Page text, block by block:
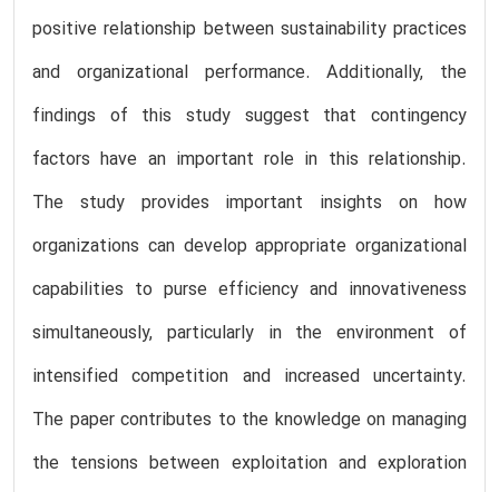
positive relationship between sustainability practices
and organizational performance. Additionally, the
findings of this study suggest that contingency
factors have an important role in this relationship.
The study provides important insights on how
organizations can develop appropriate organizational
capabilities to purse efficiency and innovativeness
simultaneously, particularly in the environment of
intensified competition and increased uncertainty.
The paper contributes to the knowledge on managing
the tensions between exploitation and exploration